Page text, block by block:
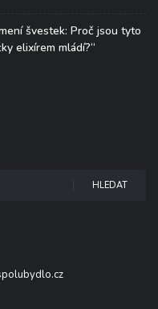
švestek: Proč jsou tyto
elixírem mládí?“
HLEDAT